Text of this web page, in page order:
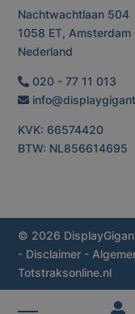
Nachtwachtlaan 504
1058 ET, Amsterdam
Nederland
020 - 77 11 013
KVK: 66574420
BTW: NL856614695
© 2026
- Disclaimer -
Totstraksonline.nl